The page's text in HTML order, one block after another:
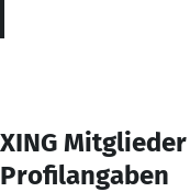
XING
Profilangaben